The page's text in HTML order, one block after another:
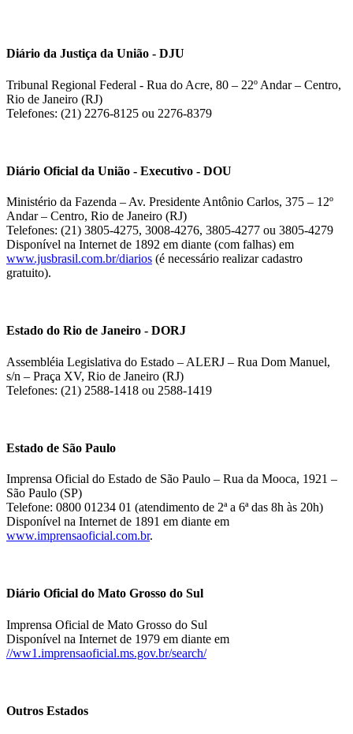
Diário da Justiça da União - DJU
Tribunal Regional Federal - Rua do Acre, 80 – 22º Andar – Centro,
Rio de Janeiro (RJ)
Telefones: (21) 2276-8125 ou 2276-8379
Diário Oficial da União - Executivo - DOU
Ministério da Fazenda – Av. Presidente Antônio Carlos, 375 – 12º
Andar – Centro, Rio de Janeiro (RJ)
Telefones: (21) 3805-4275, 3008-4276, 3805-4277 ou 3805-4279
Disponível na Internet de 1892 em diante (com falhas) em
www.jusbrasil.com.br/diarios (é necessário realizar cadastro
gratuito).
Estado do Rio de Janeiro - DORJ
Assembléia Legislativa do Estado – ALERJ – Rua Dom Manuel,
s/n – Praça XV, Rio de Janeiro (RJ)
Telefones: (21) 2588-1418 ou 2588-1419
Estado de São Paulo
Imprensa Oficial do Estado de São Paulo – Rua da Mooca, 1921 –
São Paulo (SP)
Telefone: 0800 01234 01 (atendimento de 2ª a 6ª das 8h às 20h)
Disponível na Internet de 1891 em diante em
www.imprensaoficial.com.br.
Diário Oficial do Mato Grosso do Sul
Imprensa Oficial de Mato Grosso do Sul
Disponível na Internet de 1979 em diante em
//ww1.imprensaoficial.ms.gov.br/search/
Outros Estados